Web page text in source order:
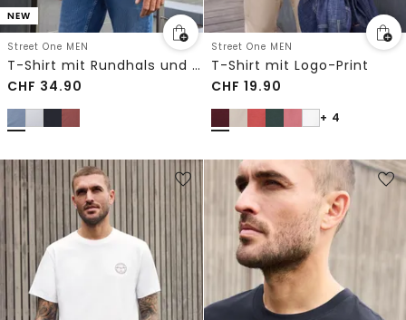
NEW
Street One MEN
T-Shirt mit Rundhals und Chestprint
CHF 34.90
Street One MEN
T-Shirt mit Logo-Print
CHF 19.90
+ 4